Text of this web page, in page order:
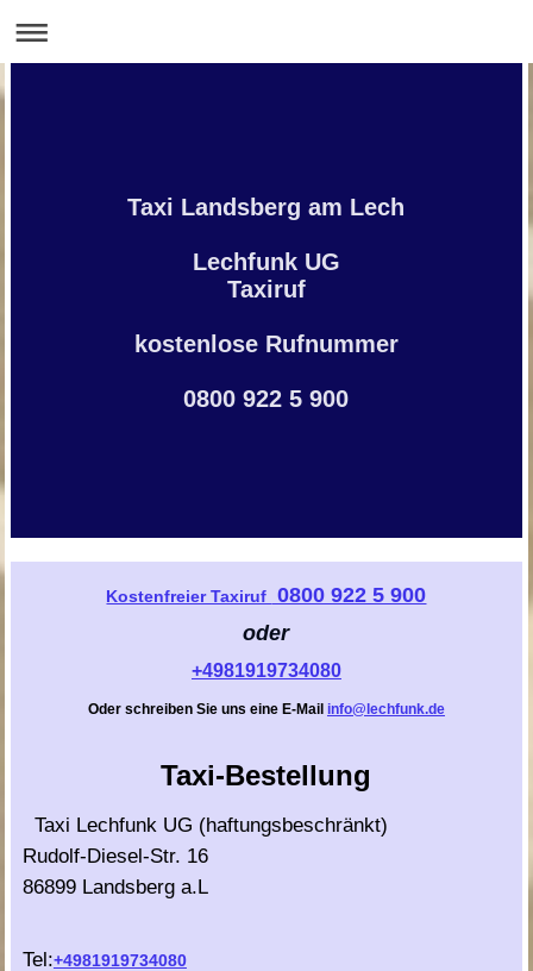
Taxi Landsberg am Lech
Lechfunk UG
Taxiruf
kostenlose Rufnummer
0800 922 5 900
Kostenfreier Taxiruf 0800 922 5 900
oder
+4981919734080
Oder schreiben Sie uns eine E-Mail info@lechfunk.de
Taxi-Bestellung
Taxi Lechfunk UG (haftungsbeschränkt)
Rudolf-Diesel-Str. 16
86899 Landsberg a.L
Tel:+4981919734080